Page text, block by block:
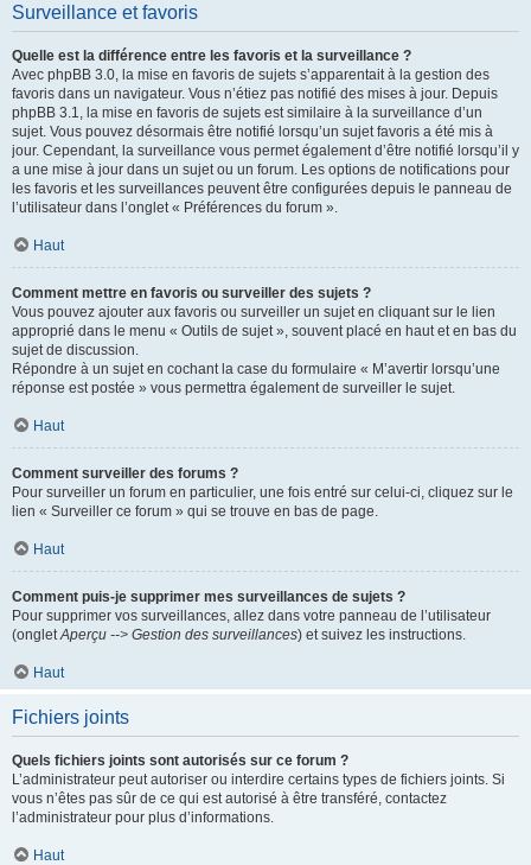
Surveillance et favoris
Quelle est la différence entre les favoris et la surveillance ?
Avec phpBB 3.0, la mise en favoris de sujets s’apparentait à la gestion des
favoris dans un navigateur. Vous n’étiez pas notifié des mises à jour. Depuis
phpBB 3.1, la mise en favoris de sujets est similaire à la surveillance d’un
sujet. Vous pouvez désormais être notifié lorsqu’un sujet favoris a été mis à
jour. Cependant, la surveillance vous permet également d’être notifié lorsqu’il y
a une mise à jour dans un sujet ou un forum. Les options de notifications pour
les favoris et les surveillances peuvent être configurées depuis le panneau de
l’utilisateur dans l’onglet « Préférences du forum ».
Haut
Comment mettre en favoris ou surveiller des sujets ?
Vous pouvez ajouter aux favoris ou surveiller un sujet en cliquant sur le lien
approprié dans le menu « Outils de sujet », souvent placé en haut et en bas du
sujet de discussion.
Répondre à un sujet en cochant la case du formulaire « M’avertir lorsqu’une
réponse est postée » vous permettra également de surveiller le sujet.
Haut
Comment surveiller des forums ?
Pour surveiller un forum en particulier, une fois entré sur celui-ci, cliquez sur le
lien « Surveiller ce forum » qui se trouve en bas de page.
Haut
Comment puis-je supprimer mes surveillances de sujets ?
Pour supprimer vos surveillances, allez dans votre panneau de l’utilisateur
(ongletAperçu --> Gestion des surveillances) et suivez les instructions.
Haut
Fichiers joints
Quels fichiers joints sont autorisés sur ce forum ?
L’administrateur peut autoriser ou interdire certains types de fichiers joints. Si
vous n’êtes pas sûr de ce qui est autorisé à être transféré, contactez
l’administrateur pour plus d’informations.
Haut